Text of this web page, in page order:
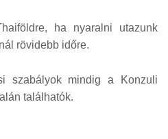
ha nyaralni utazunk
rövidebb időre.
szabályok mindig a Konzuli
találhatók.